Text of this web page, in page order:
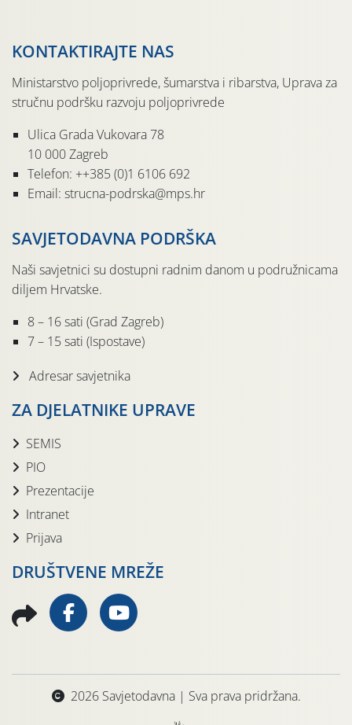
KONTAKTIRAJTE NAS
Ministarstvo poljoprivrede, šumarstva i ribarstva, Uprava za
stručnu podršku razvoju poljoprivrede
Ulica Grada Vukovara 78
10 000 Zagreb
Telefon: ++385 (0)1 6106 692
Email: strucna-podrska@mps.hr
SAVJETODAVNA PODRŠKA
Naši savjetnici su dostupni radnim danom u podružnicama
diljem Hrvatske.
8 – 16 sati (Grad Zagreb)
7 – 15 sati (Ispostave)
Adresar savjetnika
ZA DJELATNIKE UPRAVE
SEMIS
PIO
Prezentacije
Intranet
Prijava
DRUŠTVENE MREŽE
2026 Savjetodavna | Sva prava pridržana.